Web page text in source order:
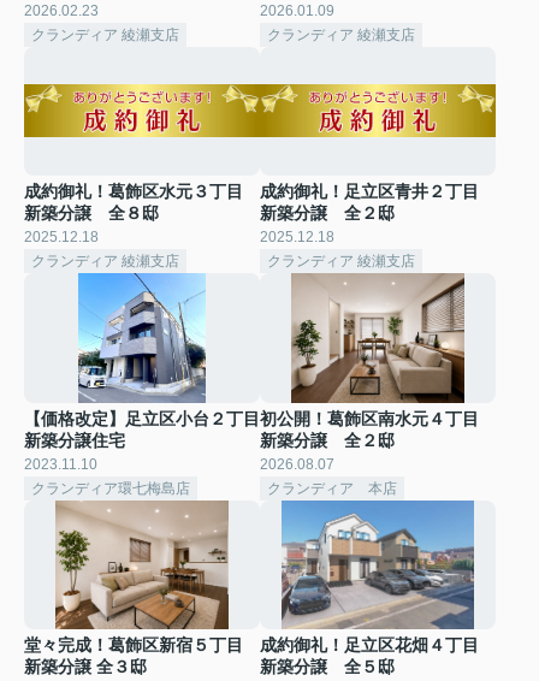
2026.02.23
クランディア 綾瀬支店
2026.01.09
クランディア 綾瀬支店
成約御礼！葛飾区水元３丁目
新築分譲 全８邸
2025.12.18
クランディア 綾瀬支店
成約御礼！足立区青井２丁目
新築分譲 全２邸
2025.12.18
クランディア 綾瀬支店
【価格改定】足立区小台２丁目
新築分譲住宅
2023.11.10
クランディア環七梅島店
初公開！葛飾区南水元４丁目
新築分譲 全２邸
2026.08.07
クランディア 本店
堂々完成！葛飾区新宿５丁目
新築分譲 全３邸
成約御礼！足立区花畑４丁目
新築分譲 全５邸